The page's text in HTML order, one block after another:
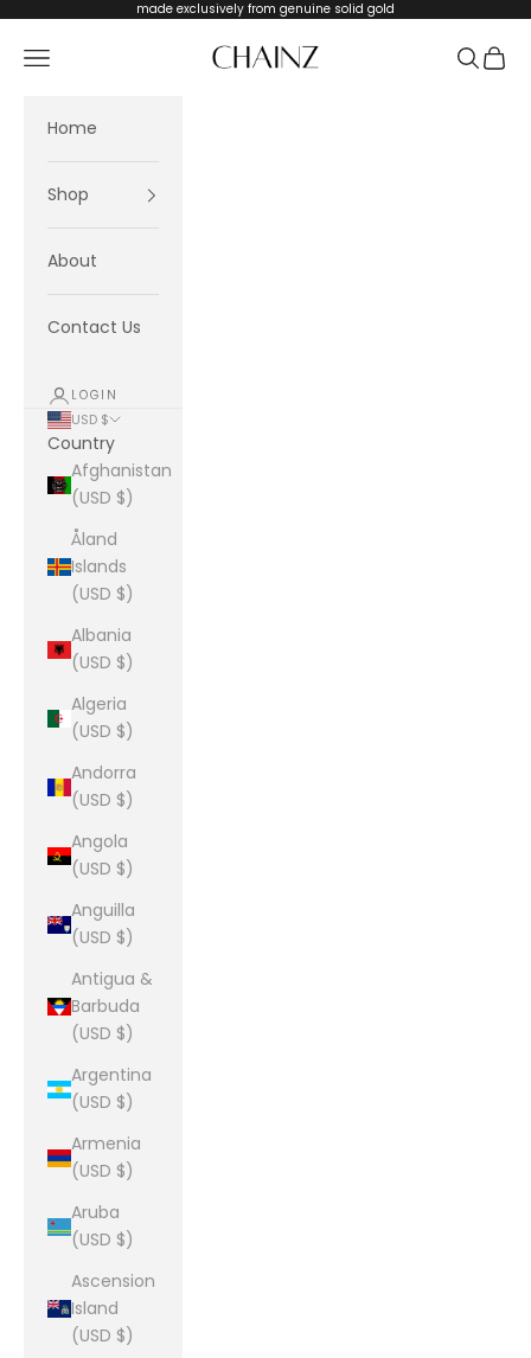
made exclusively from genuine solid gold
CHAINZ
Navigation menu Search
Cart
Home
Shop
About
Contact Us
LOGIN
USD $
Country
Afghanistan
(USD $)
Åland
Islands
(USD $)
Albania
(USD $)
Algeria
(USD $)
Andorra
(USD $)
Angola
(USD $)
Anguilla
(USD $)
Antigua &
Barbuda
(USD $)
Argentina
(USD $)
Armenia
(USD $)
Aruba
(USD $)
Ascension
Island
(USD $)